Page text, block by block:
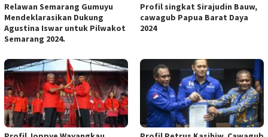
Relawan Semarang Gumuyu
Mendeklarasikan Dukung
Agustina Iswar untuk Pilwakot
Semarang 2024.
Profil singkat Sirajudin Bauw,
cawagub Papua Barat Daya
2024